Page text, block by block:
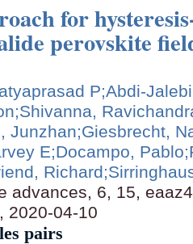
for
perovskite
P;Abdi-
;Shivanna,
Junzhan;Giesbrecht,
E;Docampo, Pablo
Richard
advances, 6, 15,
2020-04-10
pairs